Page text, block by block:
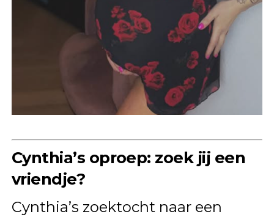
Cynthia’s oproep: zoek jij een
vriendje?
Cynthia’s zoektocht naar een